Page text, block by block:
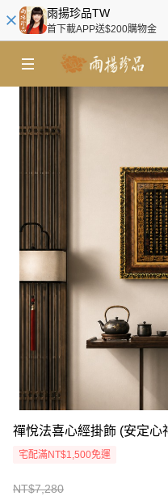
雨揚珍品TW
首下載APP送$200購物金
禪悅法喜心經掛飾 (安定心
宅配滿NT$1,500免運
NT$7,280